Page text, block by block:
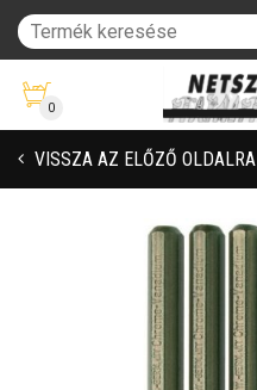
0
VISSZA AZ ELŐZŐ OLDALRA